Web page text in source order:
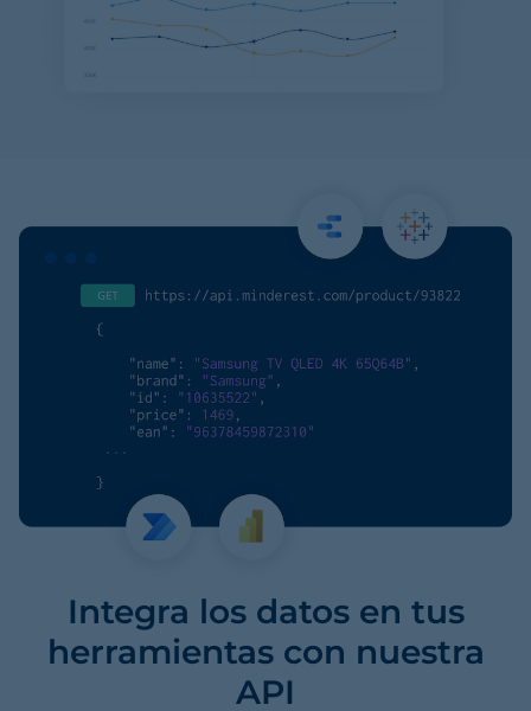
Integra los datos en tus
herramientas con nuestra
API